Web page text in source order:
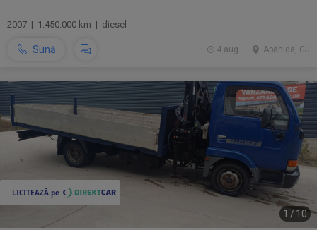
2007 | 1.450.000 km | diesel
Sună Apahida, CJ
4 aug.
1 / 10